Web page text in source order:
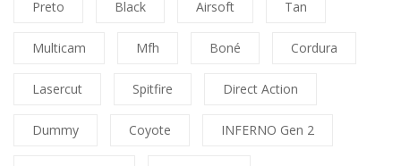
Preto Black Airsoft Tan
Multicam Mfh Boné Cordura
Lasercut Spitfire Direct Action
Dummy Coyote INFERNO Gen 2